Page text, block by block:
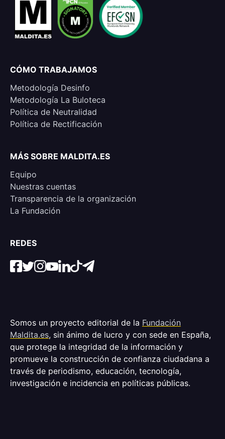
CÓMO TRABAJAMOS
Metodología Desinfo
Metodología La Buloteca
Política de Neutralidad
Política de Rectificación
MÁS SOBRE MALDITA.ES
Equipo
Nuestras cuentas
Transparencia de la organización
La Fundación
REDES
Somos un proyecto editorial de la Fundación
Maldita.es, sin ánimo de lucro y con sede en España,
que protege la integridad de la información y
promueve la construcción de confianza ciudadana a
través de periodismo, educación, tecnología,
investigación e incidencia en políticas públicas.